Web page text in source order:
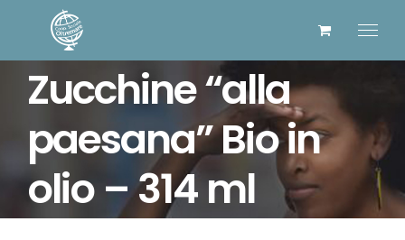
contenuto
Zucchine “alla
paesana” Bio in
olio – 314 ml